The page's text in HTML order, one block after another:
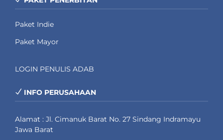
Paket Indie
Paket Mayor
LOGIN PENULIS ADAB
INFO PERUSAHAAN
Alamat : Jl. Cimanuk Barat No. 27 Sindang Indramayu
Jawa Barat